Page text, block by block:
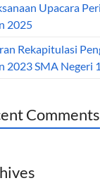
Upacara
2025
Rekapitulasi
2023 SMA Negeri
Comments